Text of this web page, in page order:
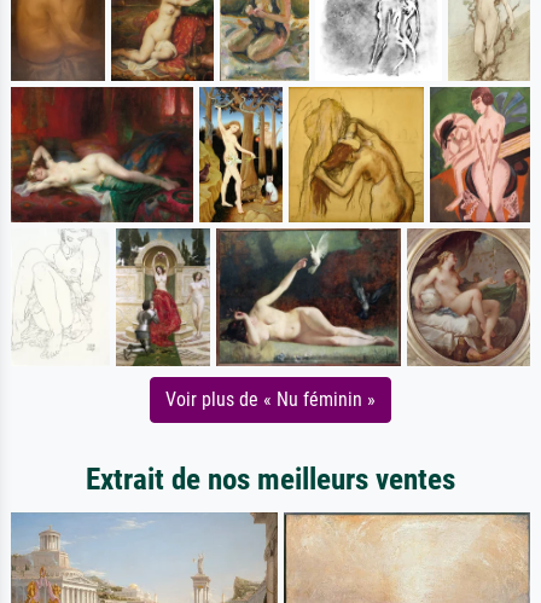
Voir plus de « Nu féminin »
Extrait de nos meilleurs ventes